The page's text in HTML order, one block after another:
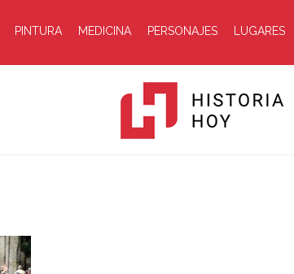
PINTURA MEDICINA PERSONAJES LUGARES